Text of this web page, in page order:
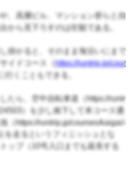
、高層ビル、マンション群らと自
から見下ろすのは壮観である。
掛かると、そのまま海沿いにまで
イドコース（https://runtrip.jp/cour
行くこともできる。
たら、空中自転車道（https://runtr
）を少し南下して本コース通
（https://runtrip.jp/courses/kaigai/-
を走るというフィニッシュとな
ップ（10号入口までも延長する